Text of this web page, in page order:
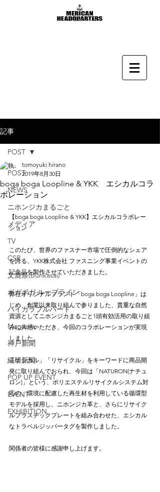
記事
POST
NEWS
ニホンジカまるごと
メディア
TV
CSR
文鹿祭(Bunkasai)
ボガボガ ループライン
ハイカラブルバード
Magazine
神戸新聞
繊研新聞
POP UP EVENT
EVENT
EXHIBITION
POST
boga boga Loopline & YKK エシカルコラ
ボレーション
tomoyuki hirano
2019年8月30日
【boga boga Loopline & YKK】エシカルコラボレー
ション
このたび、世界のファスナー市場で圧倒的なシェア
を誇る、YKK株式会社 ファスニング事業イベントの
記念品を製作させていただきました。
弊社オリジナルブランド「boga boga Loopline」は
じめ、創業以来取り組んで参りました、貴重な自然
資源としてニホンジカまるごと1頭有効活用の取り組
みに共感いただき、今回のコラボレーションが実現
しました。
「エシカル」「リサイクル」をキーワードに商品開
発に取り組んでおられ、今回は「NATURON(ナチュ
ロン)」という、ポリエステルリサイクルシステム対
応の、環境に配慮した再生材を利用している循環型
モデルを採用し、ニホンジカ革と、さらにリサイク
ルプラスチックプレートを組み合わせた、エシカル
なトラベルジッパータグを製作しました。
関係者の皆様に感謝申し上げます。